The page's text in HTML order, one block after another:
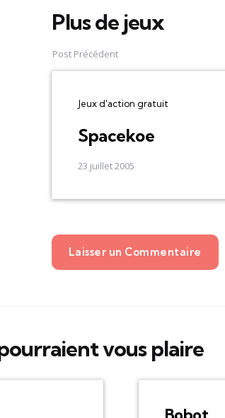
Plus de jeux
Post
navigation
Post Précédent
Jeux d'action gratuit
Spacekoe
23 juillet 2005
Laisser un Commentaire
vous plaire